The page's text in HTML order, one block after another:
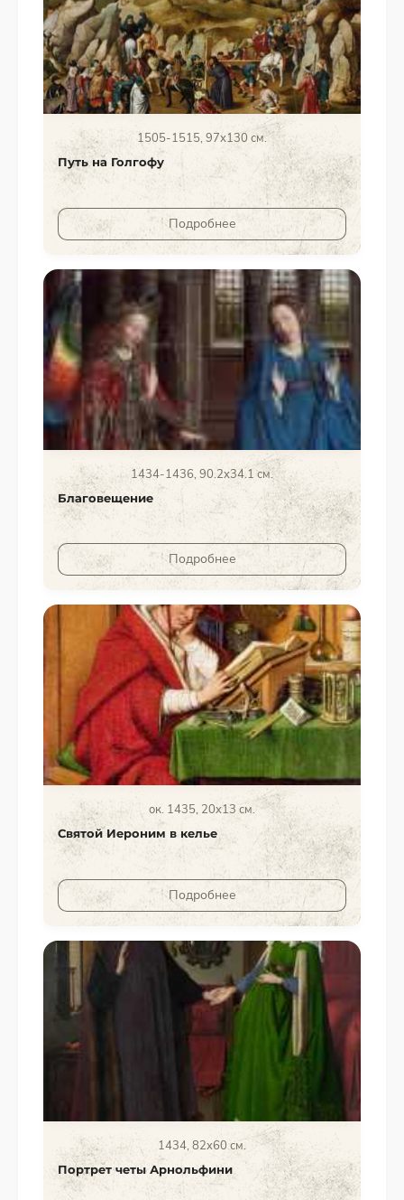
1505-1515, 97x130 см.
Путь на Голгофу
Подробнее
1434-1436, 90.2x34.1 см.
Благовещение
Подробнее
ок. 1435, 20x13 см.
Святой Иероним в келье
Подробнее
1434, 82x60 см.
Портрет четы Арнольфини